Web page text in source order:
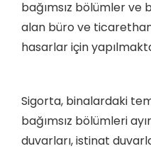
bağımsız bölümler ve
alan büro ve
hasarlar için
Sigorta, binalardaki
bağımsız bölümleri
duvarları, istinat